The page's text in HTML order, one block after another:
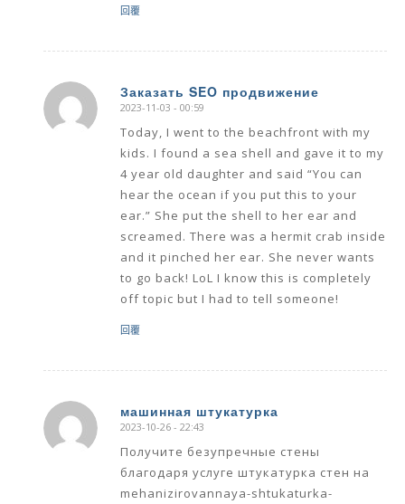
回覆
Заказать SEO продвижение
says:
2023-11-03 - 00:59
Today, I went to the beachfront with my
kids. I found a sea shell and gave it to my
4 year old daughter and said “You can
hear the ocean if you put this to your
ear.” She put the shell to her ear and
screamed. There was a hermit crab inside
and it pinched her ear. She never wants
to go back! LoL I know this is completely
off topic but I had to tell someone!
回覆
машинная штукатурка
says:
2023-10-26 - 22:43
Получите безупречные стены
благодаря услуге штукатурка стен на
mehanizirovannaya-shtukaturka-